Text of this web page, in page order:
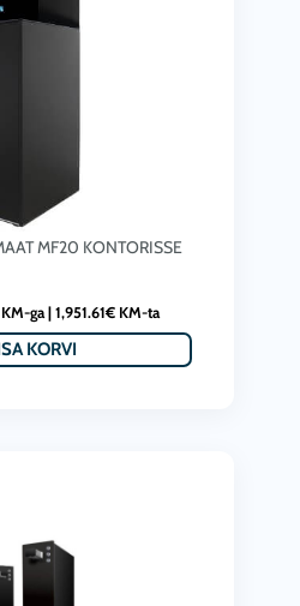
MF20 KONTORISSE
KM-ga | 1,951.61€KM-ta
KORVI